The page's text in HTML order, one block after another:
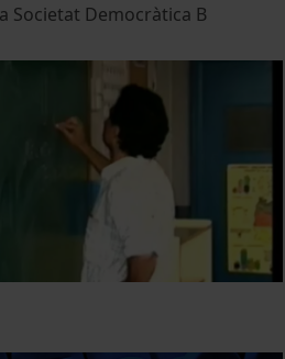
Societat Democràtica B